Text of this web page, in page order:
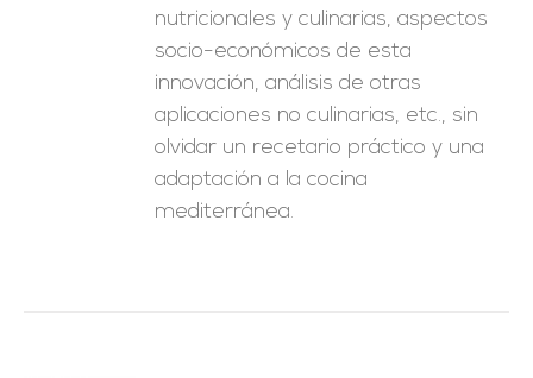
nutricionales y culinarias, aspectos
socio-económicos de esta
innovación, análisis de otras
aplicaciones no culinarias, etc., sin
olvidar un recetario práctico y una
adaptación a la cocina
mediterránea.